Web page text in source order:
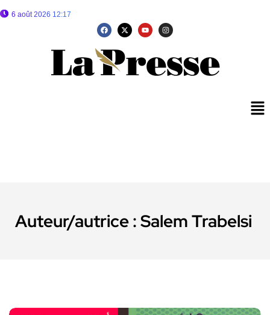
6 août 2026 12:17
Auteur/autrice :Salem Trabelsi